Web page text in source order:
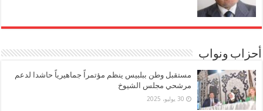
أحزاب ونواب
مستقبل وطن ببلبيس ينظم مؤتمراً جماهيرياً حاشدا لدعم
مرشحي مجلس الشيوخ
30 يوليو، 2025